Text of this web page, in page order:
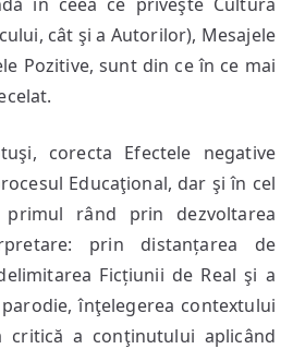
cât şi a Autorilor), Mesajele
Pozitive, sunt din ce în ce mai
corecta Efectele negative
Educaţional, dar şi în cel
rând prin dezvoltarea
prin distanțarea de
Ficțiunii de Real şi a
înţelegerea contextului
critică a conţinutului aplicând